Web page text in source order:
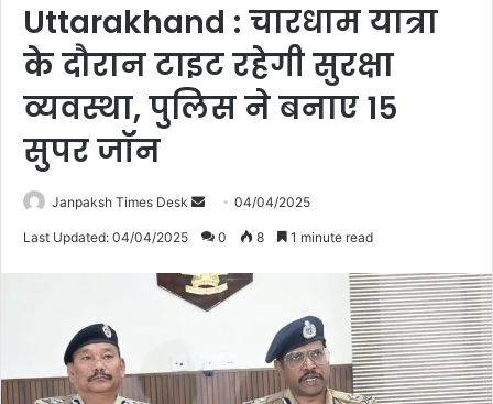
Uttarakhand : चारधाम यात्रा
के दौरान टाइट रहेगी सुरक्षा
व्यवस्था, पुलिस ने बनाए 15
सुपर जॉन
Janpaksh Times Desk
e
d
a
e
04/04/2025
Last Updated: 04/04/2025 0 8 1 minute read